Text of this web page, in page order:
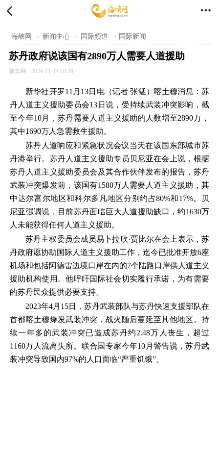
 
海峡网 > 新闻中心 > 国际频道 > 国际新闻
苏丹政府说该国有2890万人需要人道援助
新华网 2024-11-14 10:39
新华社开罗11月13日电（记者 张猛）喀土穆消息：苏
丹人道主义援助委员会13日说，受持续武装冲突影响，截
至今年10月，苏丹需要人道主义援助的人数增至2890万，
其中1690万人急需救生援助。
苏丹人道响应和紧急状况会议当天在该国东部城市苏
丹港举行。苏丹人道主义援助专员贝尼亚在会上说，根据
苏丹人道主义援助委员会及其合作伙伴发布的报告，苏丹
武装冲突爆发前，该国有1580万人需要人道主义援助，其
中达尔富尔地区和科尔多凡地区分别约占80%和17%。贝
尼亚强调说，目前苏丹面临巨大人道援助缺口，约1630万
人未能获得任何人道主义援助。
苏丹主权委员会成员易卜拉欣·贾比尔在会上表示，苏
丹政府愿协助国际人道主义援助工作，迄今已批准开放6座
机场和包括阿德雷边境口岸在内的7个陆路口岸供人道主义
援助机构使用。他呼吁国际社会切实履行承诺，为有需要
的苏丹民众提供必要支持。
2023年4月15日，苏丹武装部队与苏丹快速支援部队在
首都喀土穆爆发武装冲突，战火随后蔓延至其他地区。持
续一年多的武装冲突已造成苏丹约2.48万人丧生，超过
1160万人流离失所。联合国专家今年10月警告说，苏丹武
装冲突导致国内97%的人口面临“严重饥饿”。